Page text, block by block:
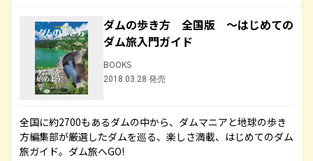
ダムの歩き方 全国版 ～はじめての
ダム旅入門ガイド
BOOKS
2018.03.28 発売
全国に約2700もあるダムの中から、ダムマニアと地球の歩き
方編集部が厳選したダムを巡る、楽しさ満載、はじめてのダム
旅ガイド。ダム旅へGO!